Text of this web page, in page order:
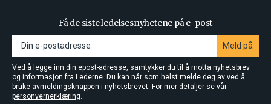
Få de siste ledelsesnyhetene på e-post
Meld på
Ved å legge inn din epost-adresse, samtykker du til å motta nyhetsbrev
og informasjon fra Lederne. Du kan når som helst melde deg av ved å
bruke avmeldingsknappen i nyhetsbrevet. For mer detaljer se vår
personvernerklæring.